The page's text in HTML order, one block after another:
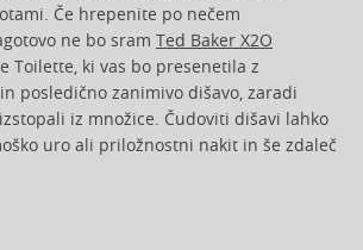
Če hrepenite po nečem
ne bo sram Ted Baker X2O
Toilette, ki vas bo presenetila z
posledično zanimivo dišavo, zaradi
iz množice. Čudoviti dišavi lahko
uro ali priložnostni nakit in še zdaleč